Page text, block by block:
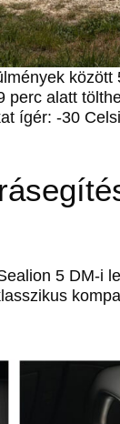
között
alatt
ígér: -30
5 DM-i